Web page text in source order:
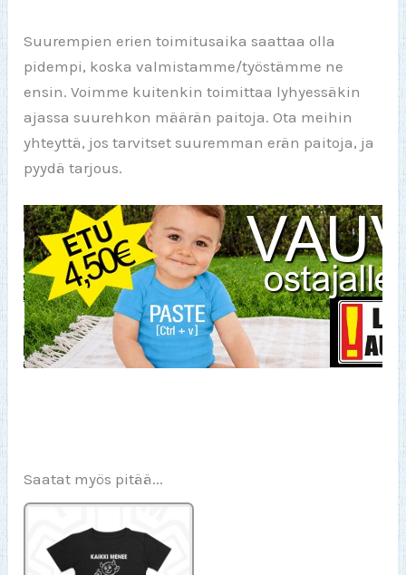
Suurempien erien toimitusaika saattaa olla
pidempi, koska valmistamme/työstämme ne
ensin. Voimme kuitenkin toimittaa lyhyessäkin
ajassa suurehkon määrän paitoja. Ota meihin
yhteyttä, jos tarvitset suuremman erän paitoja, ja
pyydä tarjous.
Saatat myös pitää...